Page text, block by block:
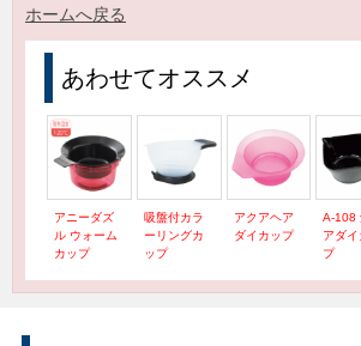
ホームへ戻る
あわせてオススメ
アニーダズ
ル ウォーム
カップ
吸盤付カラ
ーリングカ
ップ
アクアヘア
ダイカップ
A-108
アダイ
プ